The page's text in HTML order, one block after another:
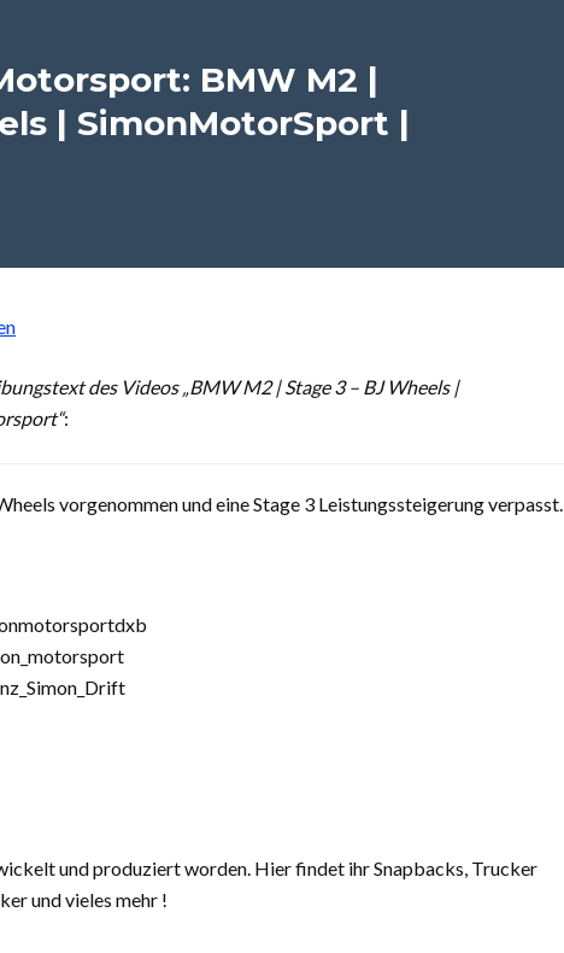
BMW M2 |
| SimonMotorSport |
des Videos „BMW M2 | Stage 3 – BJ Wheels |
:
vorgenommen und eine Stage 3 Leistungssteigerung verpasst.
und produziert worden. Hier findet ihr Snapbacks, Trucker
und vieles mehr !